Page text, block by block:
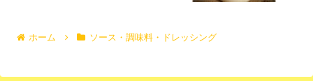
ホーム ソース・調味料・ドレッシング